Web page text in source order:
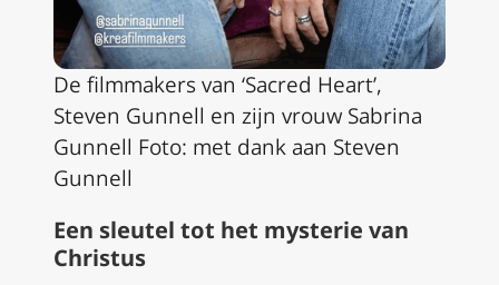
De filmmakers van ‘Sacred Heart’,
Steven Gunnell en zijn vrouw Sabrina
Gunnell Foto: met dank aan Steven
Gunnell
Een sleutel tot het mysterie van
Christus